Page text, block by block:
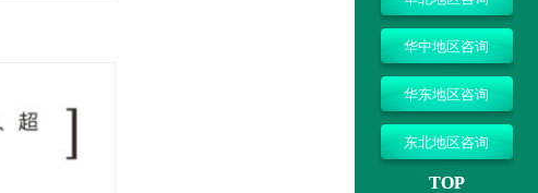
华中地区咨询
华东地区咨询
东北地区咨询
TOP